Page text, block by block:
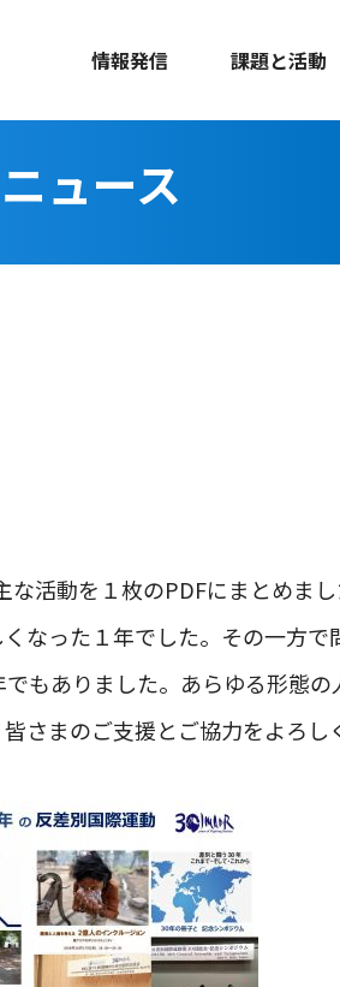
情報発信 課題と活動
ニュース
な活動を１枚のPDFにまとめま
なった１年でした。その一方
もありました。あらゆる形態
さまのご支援とご協力をよろし